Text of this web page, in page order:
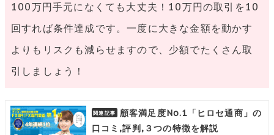
100万円手元になくても大丈夫！10万円の取引を10
回すれば条件達成です。一度に大きな金額を動かす
よりもリスクも減らせますので、少額でたくさん取
引しましょう！
顧客満足度No.1「ヒロセ通商」の
口コミ,評判,３つの特徴を解説